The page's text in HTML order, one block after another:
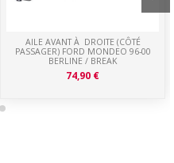
AILE AVANT À DROITE (CÔTÉ
PASSAGER) FORD MONDEO 96-00
BERLINE / BREAK
74,90 €